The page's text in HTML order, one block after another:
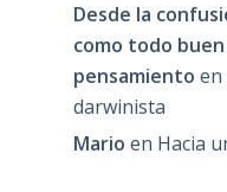
Desde la
como todo
pensamiento en
darwinista
Mario en Hacia